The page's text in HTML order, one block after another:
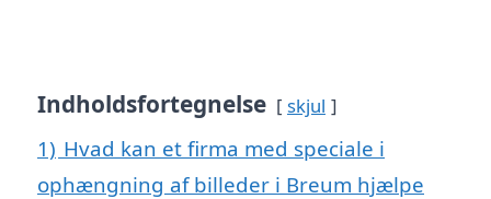
Indholdsfortegnelse skjul
1) Hvad kan et firma med speciale i
ophængning af billeder i Breum hjælpe